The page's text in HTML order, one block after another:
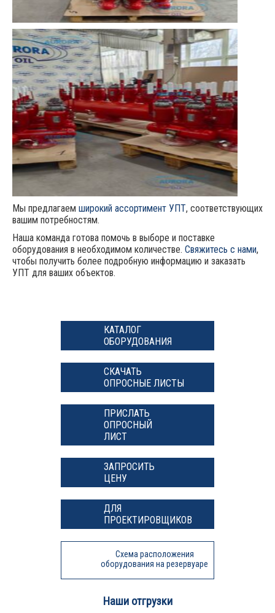
Мы предлагаем широкий ассортимент УПТ, соответствующих
вашим потребностям.
Наша команда готова помочь в выборе и поставке
оборудования в необходимом количестве. Свяжитесь с нами,
чтобы получить более подробную информацию и заказать
УПТ для ваших объектов.
КАТАЛОГ
ОБОРУДОВАНИЯ
СКАЧАТЬ
ОПРОСНЫЕ ЛИСТЫ
ПРИСЛАТЬ
ОПРОСНЫЙ
ЛИСТ
ЗАПРОСИТЬ
ЦЕНУ
ДЛЯ
ПРОЕКТИРОВЩИКОВ
Схема расположения
оборудования на резервуаре
Наши отгрузки